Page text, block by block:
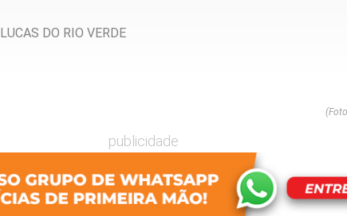
LUCAS DO RIO VERDE
publicidade